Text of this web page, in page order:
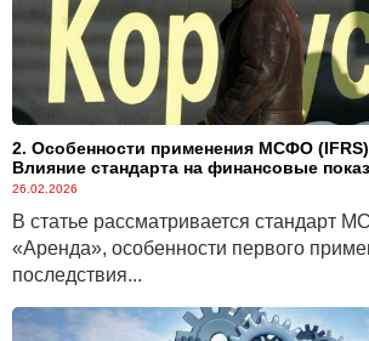
2. Особенности применения МСФО
Влияние стандарта на финансовые
26.02.2026
В статье рассматривается стандарт
«Аренда», особенности первого
последствия...